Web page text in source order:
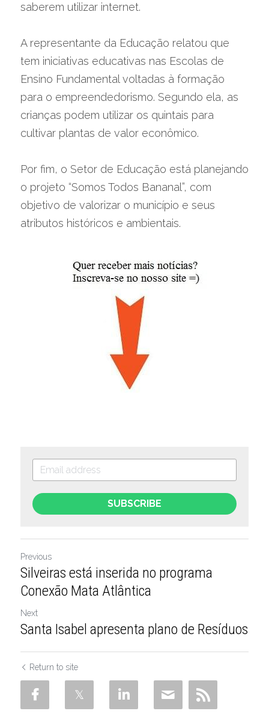
saberem utilizar internet.
A representante da Educação relatou que
tem iniciativas educativas nas Escolas de
Ensino Fundamental voltadas à formação
para o empreendedorismo. Segundo ela, as
crianças podem utilizar os quintais para
cultivar plantas de valor econômico.
Por fim, o Setor de Educação está planejando
o projeto “Somos Todos Bananal”, com
objetivo de valorizar o município e seus
atributos históricos e ambientais.
SUBSCRIBE
Previous
Silveiras está inserida no programa
Conexão Mata Atlântica
Next
Santa Isabel apresenta plano de Resíduos
Return to site